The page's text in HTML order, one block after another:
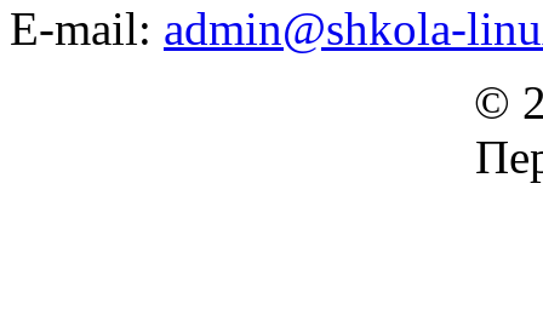
E-mail: admin@shkola-
©